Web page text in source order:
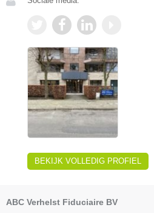
BEKIJK VOLLEDIG PROFIEL
ABC Verhelst Fiduciaire BV